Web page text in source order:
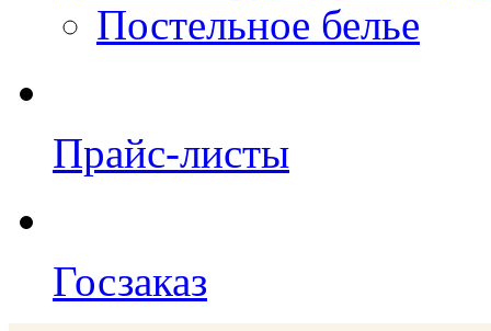
Постельное белье
Прайс-листы
Госзаказ